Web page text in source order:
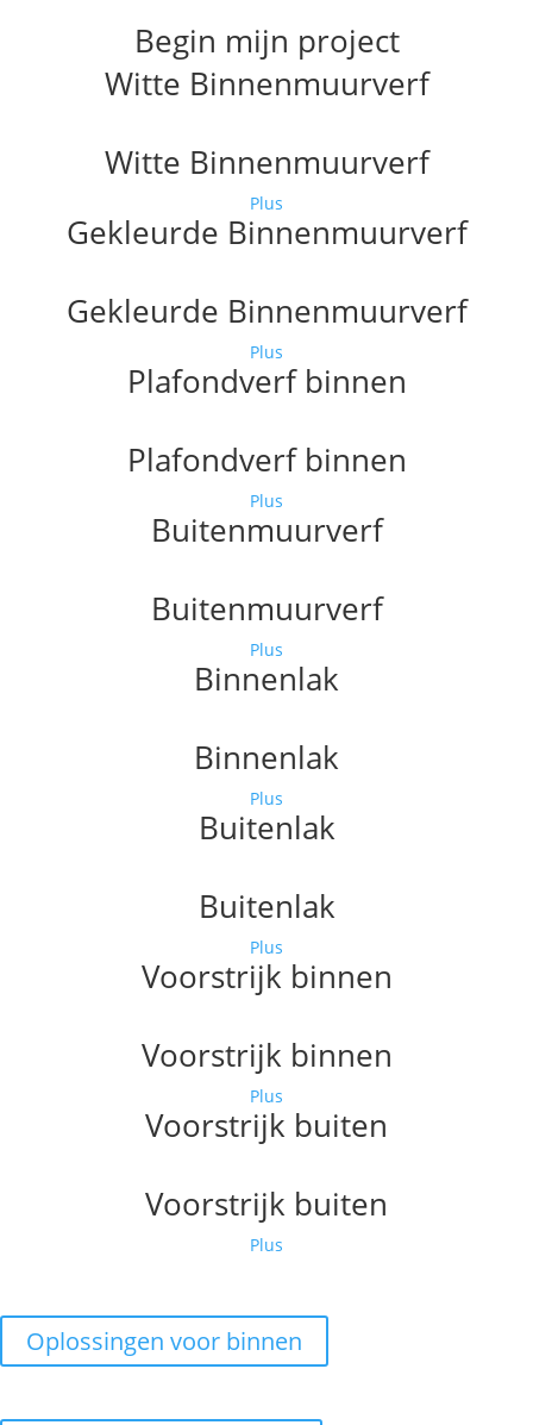
Begin mijn project
Witte Binnenmuurverf
Witte Binnenmuurverf
Plus
Gekleurde Binnenmuurverf
Gekleurde Binnenmuurverf
Plus
Plafondverf binnen
Plafondverf binnen
Plus
Buitenmuurverf
Buitenmuurverf
Plus
Binnenlak
Binnenlak
Plus
Buitenlak
Buitenlak
Plus
Voorstrijk binnen
Voorstrijk binnen
Plus
Voorstrijk buiten
Voorstrijk buiten
Plus
Oplossingen voor binnen